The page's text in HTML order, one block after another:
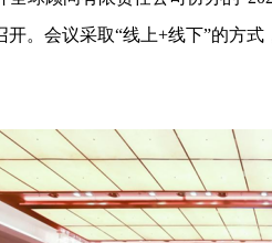
开。会议采取“线上+线下”的方